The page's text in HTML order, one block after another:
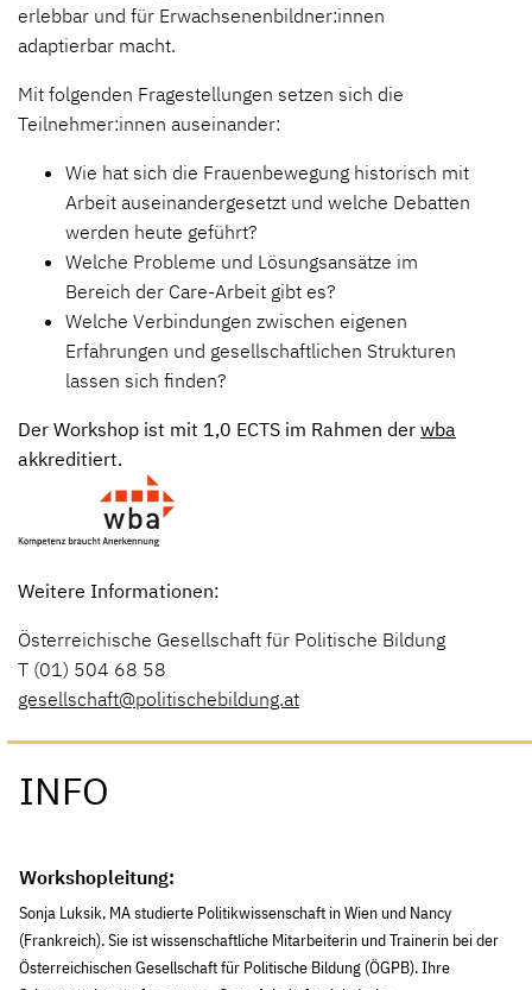
erlebbar und für Erwachsenenbildner:innen
adaptierbar macht.
Mit folgenden Fragestellungen setzen sich die
Teilnehmer:innen auseinander:
Wie hat sich die Frauenbewegung historisch mit
Arbeit auseinandergesetzt und welche Debatten
werden heute geführt?
Welche Probleme und Lösungsansätze im
Bereich der Care-Arbeit gibt es?
Welche Verbindungen zwischen eigenen
Erfahrungen und gesellschaftlichen Strukturen
lassen sich finden?
Der Workshop ist mit 1,0 ECTS im Rahmen der wba
akkreditiert.
Weitere Informationen:
Österreichische Gesellschaft für Politische Bildung
T (01) 504 68 58
gesellschaft@politischebildung.at
INFO
Workshopleitung:
Sonja Luksik, MA studierte Politikwissenschaft in Wien und Nancy
(Frankreich). Sie ist wissenschaftliche Mitarbeiterin und Trainerin bei der
Österreichischen Gesellschaft für Politische Bildung (ÖGPB). Ihre